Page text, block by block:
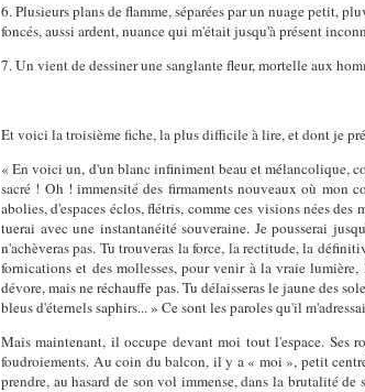
6. Plusieurs plans de flamme, séparées par un nuage petit,
foncés, aussi ardent, nuance qui m'était jusqu'à présent
7. Un vient de dessiner une sanglante fleur, mortelle aux
Et voici la troisième fiche, la plus difficile à lire, et dont je
« En voici un, d'un blanc infiniment beau et mélancolique,
sacré ! Oh ! immensité des firmaments nouveaux où mon
abolies, d'espaces éclos, flétris, comme ces visions nées
tuerai avec une instantanéité souveraine. Je pousserai
n'achèveras pas. Tu trouveras la force, la rectitude, la
fornications et des mollesses, pour venir à la vraie
dévore, mais ne réchauffe pas. Tu délaisseras le jaune des
bleus d'éternels saphirs... » Ce sont les paroles qu'il
Mais maintenant, il occupe devant moi tout l'espace. Ses
foudroiements. Au coin du balcon, il y a « moi », petit
prendre, au hasard de son vol immense, dans la brutalité